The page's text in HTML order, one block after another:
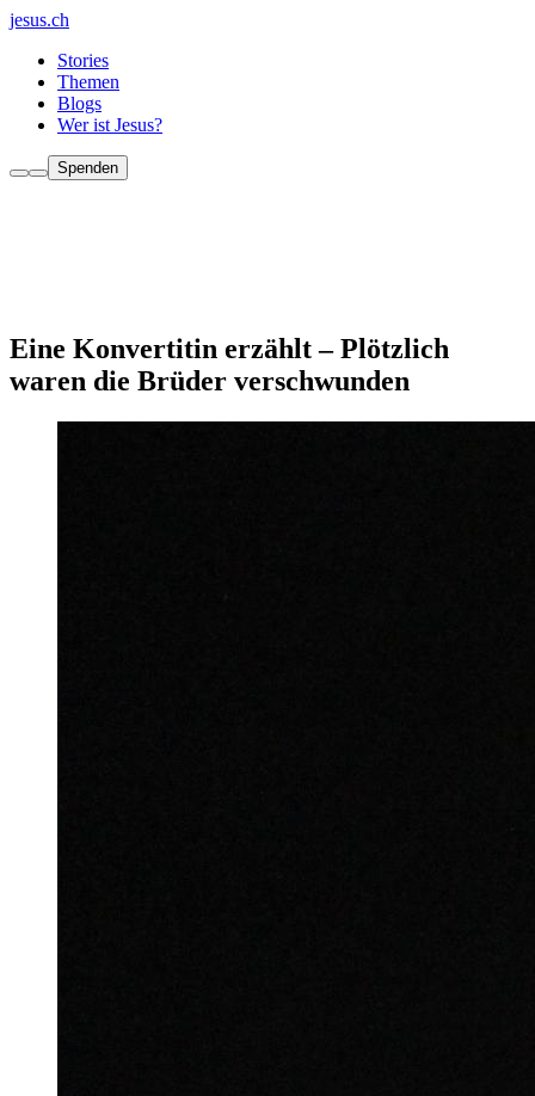
jesus.ch
Stories
Themen
Blogs
Wer ist Jesus?
Spenden
Eine Konvertitin erzählt – Plötzlich
waren die Brüder verschwunden